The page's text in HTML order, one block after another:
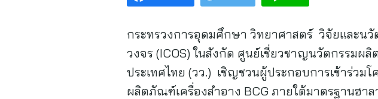
กระทรวงการอุดมศึกษา วิทยาศาสตร์ วิจัยและน
วงจร (ICOS) ในสังกัด ศูนย์เชี่ยวชาญนวัตกรรม
ประเทศไทย (วว.) เชิญชวนผู้ประกอบการเข้าร่ว
ผลิตภัณฑ์เครื่องสำอาง BCG ภายใต้มาตรฐานฮา